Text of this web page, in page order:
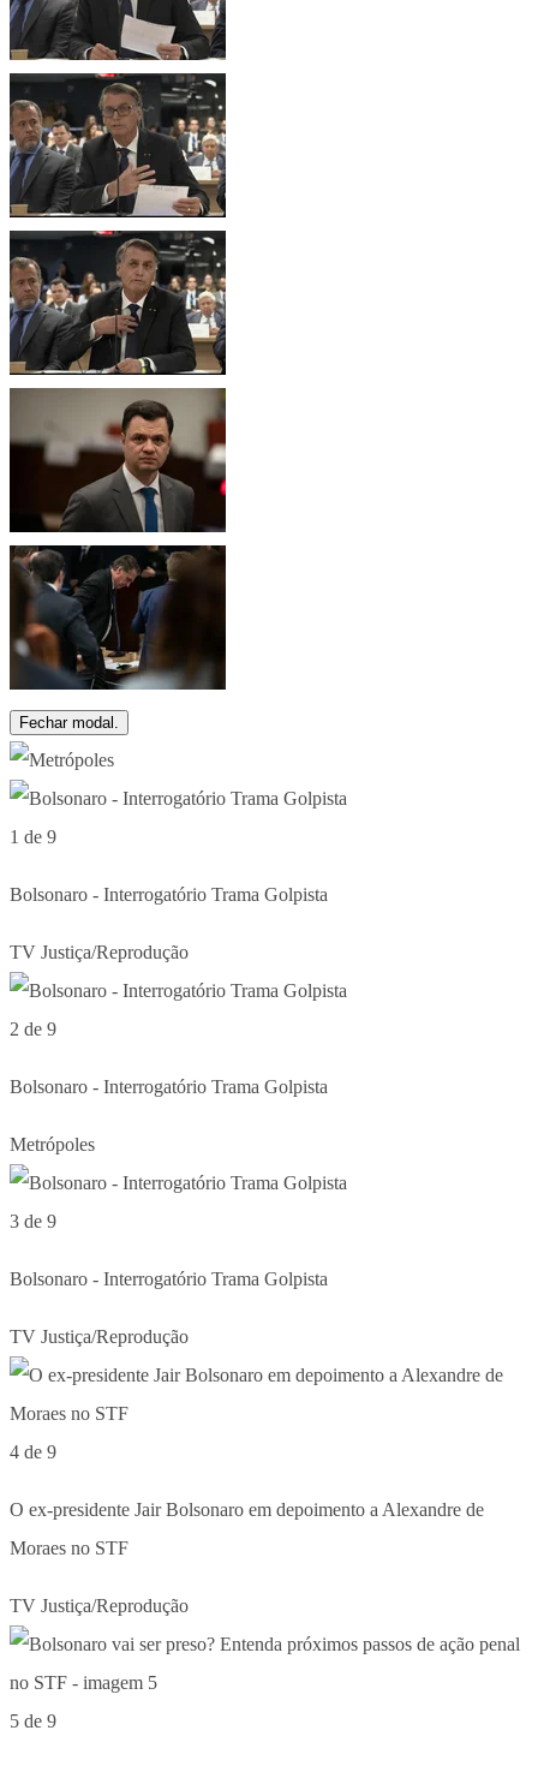
Fechar modal.
1 de 9
Bolsonaro - Interrogatório Trama Golpista
TV Justiça/Reprodução
2 de 9
Bolsonaro - Interrogatório Trama Golpista
Metrópoles
3 de 9
Bolsonaro - Interrogatório Trama Golpista
TV Justiça/Reprodução
4 de 9
O ex-presidente Jair Bolsonaro em depoimento a Alexandre de
Moraes no STF
TV Justiça/Reprodução
5 de 9